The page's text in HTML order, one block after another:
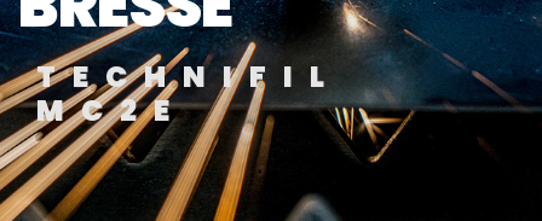
TECHNIFIL
MC2E